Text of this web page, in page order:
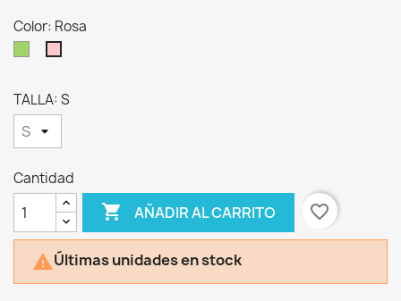
Color: Rosa
TALLA: S
Cantidad
 AÑADIR AL CARRITO favorite_border
Últimas unidades en stock